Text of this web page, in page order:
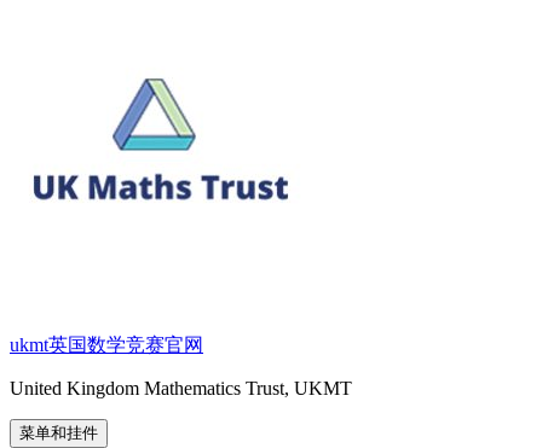
ukmt英国数学竞赛官网
United Kingdom Mathematics Trust, UKMT
菜单和挂件